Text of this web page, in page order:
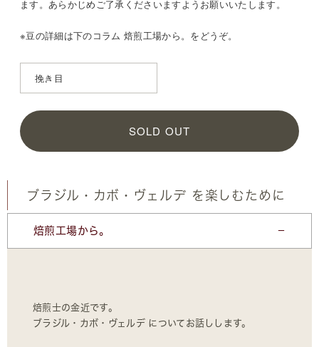
ます。あらかじめご了承くださいますようお願いいたします。
※豆の詳細は下のコラム 焙煎工場から。をどうぞ。
SOLD OUT
ブラジル・カボ・ヴェルデ を楽しむために
焙煎工場から。
焙煎士の金近です。
ブラジル・カボ・ヴェルデ についてお話しします。